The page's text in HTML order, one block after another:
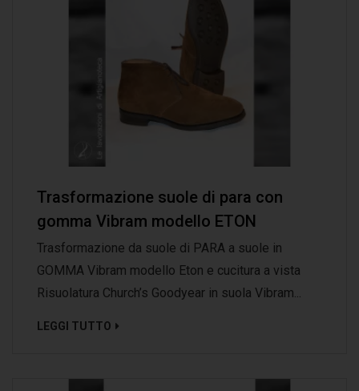
Trasformazione suole di para con
gomma Vibram modello ETON
Trasformazione da suole di PARA a suole in
GOMMA Vibram modello Eton e cucitura a vista
Risuolatura Church’s Goodyear in suola Vibram...
LEGGI TUTTO